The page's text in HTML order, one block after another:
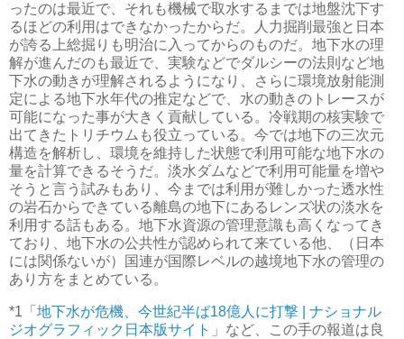
ったのは最近で、それも機械で取水するまでは地盤沈下す
るほどの利用はできなかったからだ。人力掘削最強と日本
が誇る上総掘りも明治に入ってからのものだ。地下水の理
解が進んだのも最近で、実験などでダルシーの法則など地
下水の動きが理解されるようになり、さらに環境放射能測
定による地下水年代の推定などで、水の動きのトレースが
可能になった事が大きく貢献している。冷戦期の核実験で
出てきたトリチウムも役立っている。今では地下の三次元
構造を解析し、環境を維持した状態で利用可能な地下水の
量を計算できるそうだ。淡水ダムなどで利用可能量を増や
そうと言う試みもあり、今までは利用が難しかった透水性
の岩石からできている離島の地下にあるレンズ状の淡水を
利用する話もある。地下水資源の管理意識も高くなってき
ており、地下水の公共性が認められて来ている他、（日本
には関係ないが）国連が国際レベルの越境地下水の管理の
あり方をまとめている。
*1 「 地下水が危機、今世紀半ば18億人に打撃 | ナショナル
ジオグラフィック日本版サイト 」など、この手の報道は良